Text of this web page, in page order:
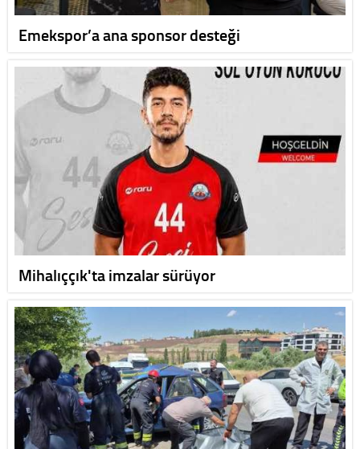
Emekspor’a ana sponsor desteği
Mihalıççık'ta imzalar sürüyor